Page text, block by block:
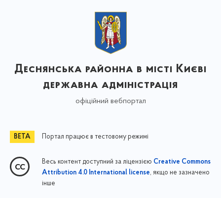
Деснянська районна в місті Києві
державна адміністрація
офіційний вебпортал
Портал працює в тестовому режимі
Весь контент доступний за ліцензією Creative Commons
Attribution 4.0 International license, якщо не зазначено
інше